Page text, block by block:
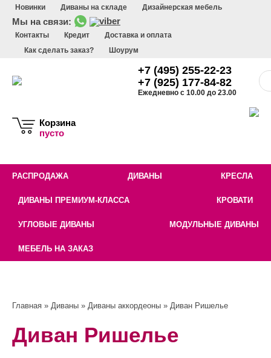
Новинки Диваны на складе Дизайнерская мебель
Мы на связи:
Контакты Кредит
Доставка и оплата
Как сделать заказ?
Шоурум
+7 (495) 255-22-23
+7 (925) 177-84-82
Ежедневно с 10.00 до 23.00
Корзина
пусто
РАСПРОДАЖА ДИВАНЫ КРЕСЛА
ДИВАНЫ ПРЕМИУМ-КЛАССА КРОВАТИ
УГЛОВЫЕ ДИВАНЫ МОДУЛЬНЫЕ ДИВАНЫ
МЕБЕЛЬ НА ЗАКАЗ
Главная » Диваны » Диваны аккордеоны » Диван Ришелье
Диван Ришелье